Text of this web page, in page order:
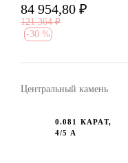
84 954,80 ₽
121 364 ₽
-30 %
Центральный камень
0.081 КАРАТ,
4/5 А